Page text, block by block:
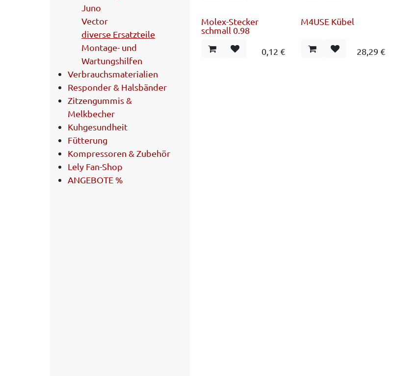
Juno
Vector
diverse Ersatzteile
Montage- und
Wartungshilfen
Verbrauchsmaterialien
Responder & Halsbänder
Zitzengummis &
Melkbecher
Kuhgesundheit
Fütterung
Kompressoren & Zubehör
Lely Fan-Shop
ANGEBOTE %
Molex-Stecker
schmall 0.98
0,12 €
M4USE Kübel
28,29 €